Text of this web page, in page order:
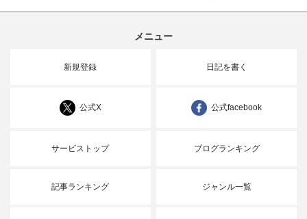
メニュー
新規登録 日記を書く
公式X 公式facebook
サービストップ ブログランキング
記事ランキング ジャンル一覧